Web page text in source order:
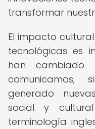
transformar
El impacto
tecnológicas es
han
generado
social y
terminología